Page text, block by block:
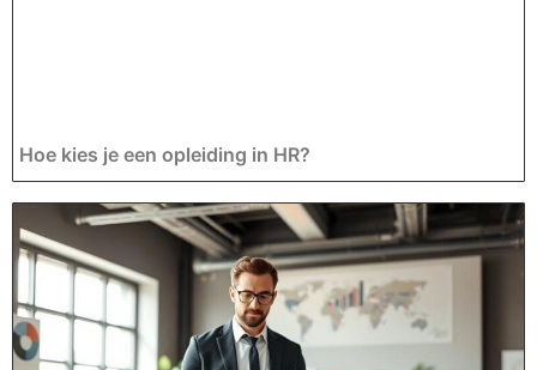
Hoe kies je een opleiding in HR?